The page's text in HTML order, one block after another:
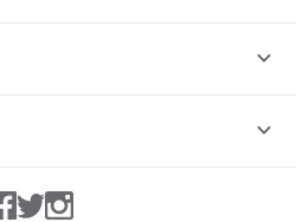
Facebook
TwitterInstagram